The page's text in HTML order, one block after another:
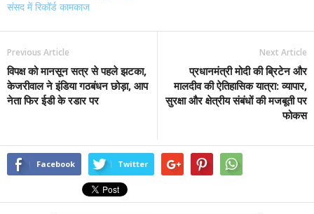
संसद में रिकॉर्ड कामकाज
Previous Article
विपक्ष को मानसून सत्र से पहले झटका,
केजरीवाल ने इंडिया गठबंधन छोड़ा, आप
नेता फिर ईडी के रडार पर
Next Article
प्रधानमंत्री मोदी की ब्रिटेन और
मालदीव की ऐतिहासिक यात्रा: व्यापार,
सुरक्षा और क्षेत्रीय संबंधों की मजबूती पर
फोकस
Facebook Twitter